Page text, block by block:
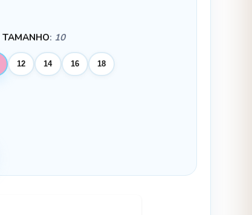
TAMANHO: 10
12 14 16 18